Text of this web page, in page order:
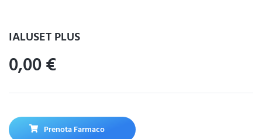
IALUSET PLUS
0,00€
Prenota Farmaco